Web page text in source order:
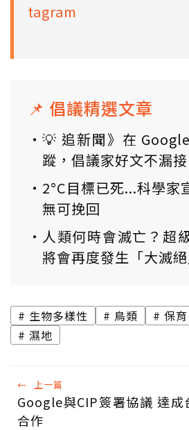
tagram
📌 倡議精選文章
💡 追新聞》在
蹤，倡議家好文不漏接
2°C目標已死...科學家
無可挽回
人類何時會滅亡？超
將會再度發生「大滅絕
生物多樣性 鳥類 保育
濕地
← 上一篇
Google與CIP簽署協議 達
合作